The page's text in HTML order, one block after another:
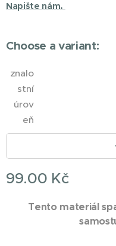
Napište nám.
Choose a variant:
znalo
stní
úrov
eň
99.00 Kč
Tento materiál